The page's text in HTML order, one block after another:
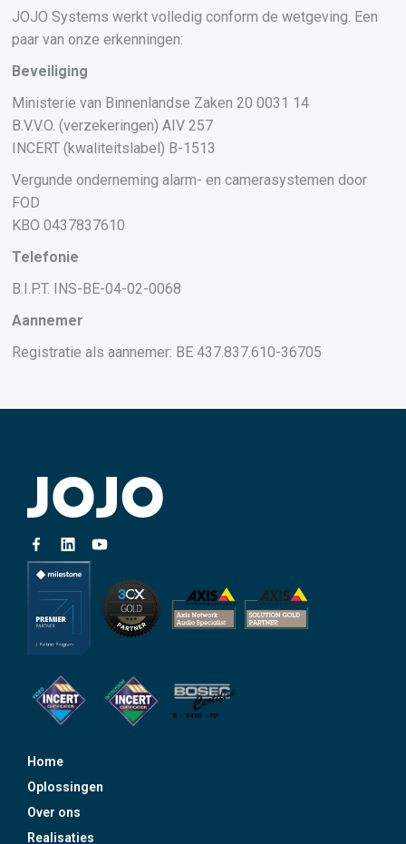
JOJO Systems werkt volledig conform de wetgeving. Een
paar van onze erkenningen:
Beveiliging
Ministerie van Binnenlandse Zaken 20 0031 14
B.V.V.O. (verzekeringen) AIV 257
INCERT (kwaliteitslabel) B-1513
Vergunde onderneming alarm- en camerasystemen door
FOD
KBO 0437837610
Telefonie
B.I.P.T. INS-BE-04-02-0068
Aannemer
Registratie als aannemer: BE 437.837.610-36705
Home
Oplossingen
Over ons
Realisaties